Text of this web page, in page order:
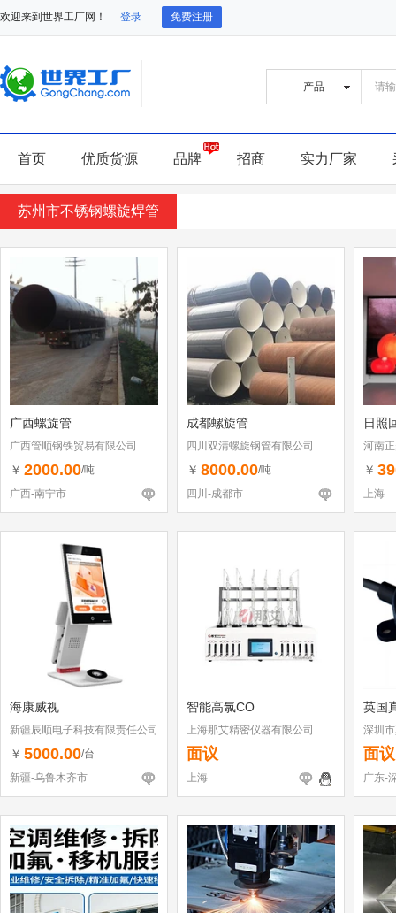
欢迎来到世界工厂网！ 登录 免费注册
首页 优质货源 品牌 招商 实力厂家
苏州市不锈钢螺旋焊管
广西螺旋管
广西管顺钢铁贸易有限公司
￥ 2000.00/吨
广西-南宁市
成都螺旋管
四川双清螺旋钢管有限公司
￥ 8000.00/吨
四川-成都市
日照
河南
￥
上海
海康威视
新疆辰顺电子科技有限责任公司
￥ 5000.00/台
新疆-乌鲁木齐市
智能高氯CO
上海那艾精密仪器有限公司
面议
上海
英国
深圳
面议
广东-